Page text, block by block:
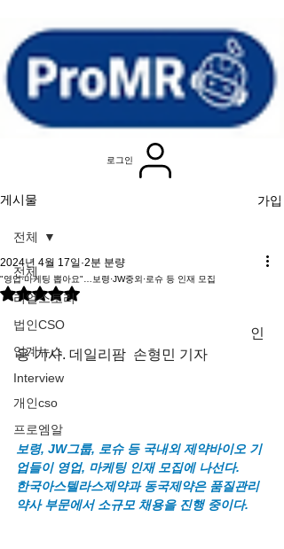
로그인
게시물 가입
전체
리얼스토리
법인CSO
업계뉴스
Interview
개인cso
프로엠알
전체
"영업·마케팅 뽑아요"…보령·JW중외·로슈 등 인재 모집
2024년 4월 17일 2분 분량
별점 5점 중 NaN점을 주었습니다.
                                                                  인
용 기사. 데일리팜  손형민 기자
보령, JW그룹, 로슈 등 국내외 제약바이오 기
업들이 영업, 마케팅 인재 모집에 나선다.
한국아스텔라스제약과 동국제약은 품질관리
약사 부문에서 소규모 채용을 진행 중이다.